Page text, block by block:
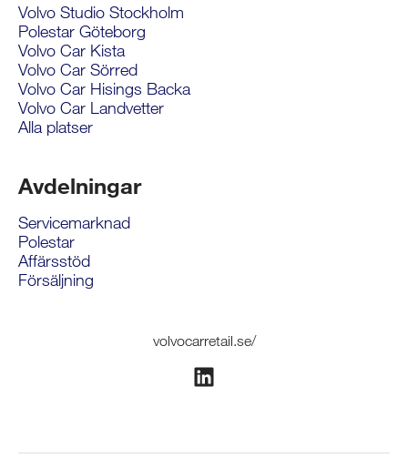
Volvo Studio Stockholm
Polestar Göteborg
Volvo Car Kista
Volvo Car Sörred
Volvo Car Hisings Backa
Volvo Car Landvetter
Alla platser
Avdelningar
Servicemarknad
Polestar
Affärsstöd
Försäljning
volvocarretail.se/